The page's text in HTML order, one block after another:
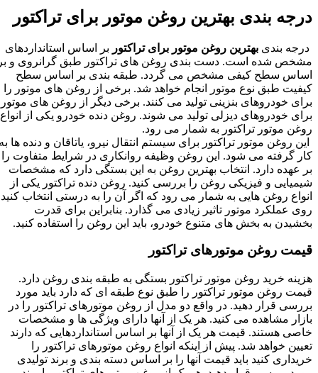
درجه بندی بهترین روغن موتور برای تراکتور
درجه بندیبهترین روغن موتور برای تراکتوربر اساس استانداردهای
مشخص شده است. دست بندی روغن های تراکتور طبق گرانروی و بر
اساس سطح کیفی مشخص می گردد. طبقه بندی بر اساس سطح
کیفیت طبق نوع موتور انجام خواهد شد. برخی از روغن های موتور را
برای خودروهای بنزینی تولید می کنند. برخی دیگر از روغن های موتور
برای خودروهای دیزلی تولید می شوند. روغن دنده خودرو یکی از انواع
روغن موتور تراکتور به شمار می رود.
این روغن موتور تراکتور برای سیستم انتقال نیرو، یاتاقان و دنده ها به
کار گرفته می ‌شود. این روغن وظیفه روانکاری در شرایط متفاوت را
بر عهده دارد. انتخاب بهترین روغن به این بستگی دارد که مشخصات
شیمیایی و فیزیکی روغن را بررسی کنید. روغن دنده تراکتور یکی از
انواع روغن هایی به شمار می ‌رود که اگر آن را به درستی انتخاب کنید
روی عملکرد موتور تاثیر زیادی می گذارد. بنابراین برای قدرت
بخشیدن به بخش های متنوع خودرو، باید این روغن را استفاده کنید.
قیمت روغن موتورهای تراکتور
هزینه خرید روغن موتور تراکتور بستگی به طبقه بندی روغن دارد.
قیمت روغن موتور تراکتور را طبق نوع طبقه ای که دارد باید مورد
بررسی قرار دهید. در واقع دو مدل از روغن موتورهای تراکتور را در
بازار مشاهده می کنید. هر یک از آنها دارای ویژگی ‌ها و مشخصات
خاصی هستند. قیمت هر یک از آنها بر اساس استانداردهایی که دارند
تعیین خواهد شد. پیش از اینکه انواع روغن موتورهای تراکتور را
خریداری کنید باید قیمت آنها را بر اساس دسته بندی و برند تولیدی